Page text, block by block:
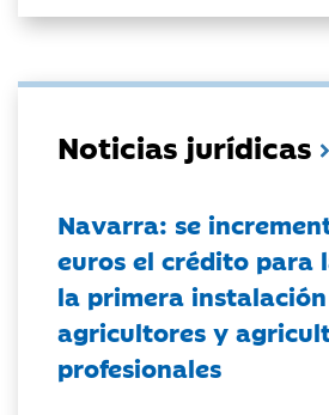
Noticias jurídicas
Navarra: se
euros el crédito para
la primera
agricultores y
profesionales